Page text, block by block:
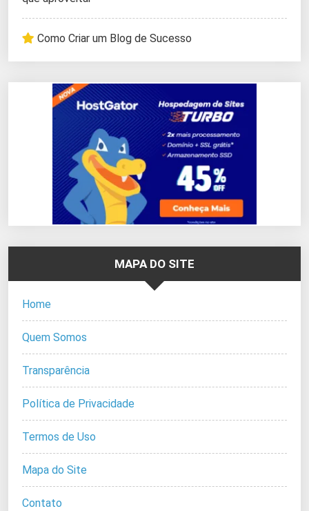
Como Criar um Blog de Sucesso
MAPA DO SITE
Home
Quem Somos
Transparência
Política de Privacidade
Termos de Uso
Mapa do Site
Contato